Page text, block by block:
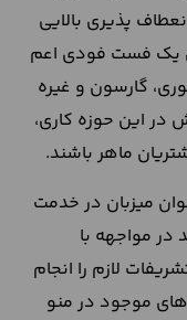
پذیری بالایی
یک فست فودی اعم
گارسون و غیره
این حوزه کاری،
ماهر باشند.
میزبان در خدمت
در مواجهه با
لازم را انجام
موجود در منو